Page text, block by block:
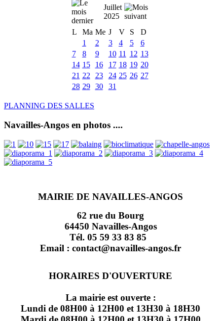
Juillet
2025
L
Ma Me J V S
D
1
2 3 4 5
6
7
8 9 10 11 12 13
14 15 16 17 18 19 20
21 22 23 24 25 26 27
28 29 30 31
PLANNING DES SALLES
Navailles-Angos en photos ....
MAIRIE DE NAVAILLES-ANGOS
62 rue du Bourg
64450 Navailles-Angos
Tél. 05 59 33 83 85
Email : contact@navailles-angos.fr
HORAIRES D'OUVERTURE
La mairie est ouverte :
Lundi de 08H00 à 12H00 et 13H30 à 18H30